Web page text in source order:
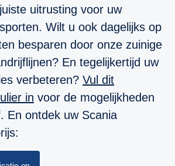
uitrusting voor uw
Wilt u ook dagelijks op
besparen door onze zuinige
En tegelijkertijd uw
verbeteren? Vul dit
in voor de mogelijkheden
En ontdek uw Scania